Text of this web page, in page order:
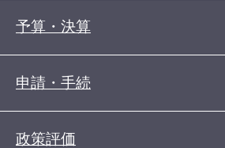
予算・決算
申請・手続
政策評価